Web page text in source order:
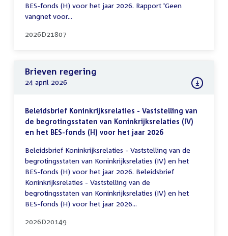
BES-fonds (H) voor het jaar 2026. Rapport 'Geen
vangnet voor...
2026D21807
Brieven regering
24 april 2026
Beleidsbrief Koninkrijksrelaties - Vaststelling van
de begrotingsstaten van Koninkrijksrelaties (IV)
en het BES-fonds (H) voor het jaar 2026
Beleidsbrief Koninkrijksrelaties - Vaststelling van de
begrotingsstaten van Koninkrijksrelaties (IV) en het
BES-fonds (H) voor het jaar 2026. Beleidsbrief
Koninkrijksrelaties - Vaststelling van de
begrotingsstaten van Koninkrijksrelaties (IV) en het
BES-fonds (H) voor het jaar 2026...
2026D20149